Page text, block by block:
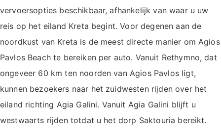
vervoersopties beschikbaar, afhankelijk van waar u uw
reis op het eiland Kreta begint. Voor degenen aan de
noordkust van Kreta is de meest directe manier om Agios
Pavlos Beach te bereiken per auto. Vanuit Rethymno, dat
ongeveer 60 km ten noorden van Agios Pavlos ligt,
kunnen bezoekers naar het zuidwesten rijden over het
eiland richting Agia Galini. Vanuit Agia Galini blijft u
westwaarts rijden totdat u het dorp Saktouria bereikt.